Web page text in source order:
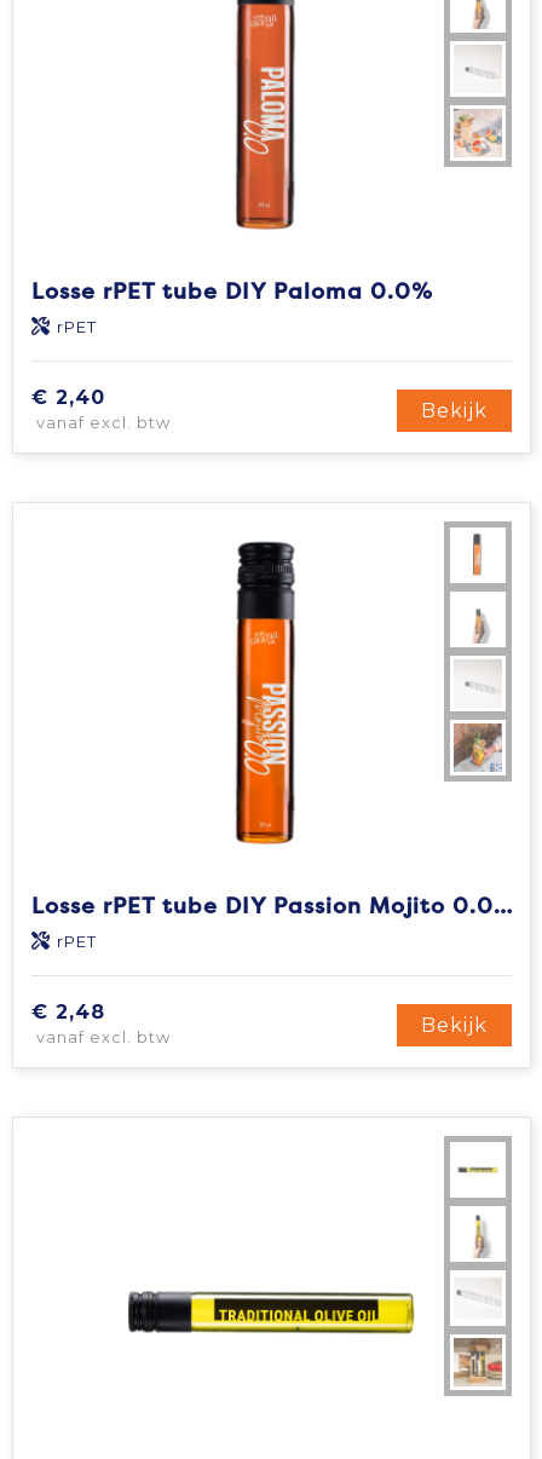
Losse rPET tube DIY Paloma 0.0%
rPET
€ 2,40
vanaf excl. btw
Bekijk
Losse rPET tube DIY Passion Mojito 0.0%
rPET
€ 2,48
vanaf excl. btw
Bekijk